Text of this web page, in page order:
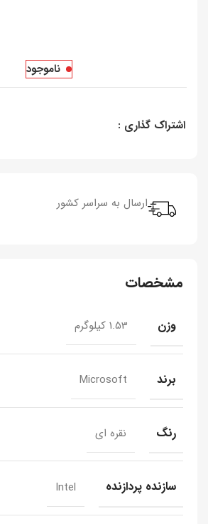
ناموجود
اشتراک گذاری :
ارسال به سراسر کشور
مشخصات
وزن 1.53 کیلوگرم
برند Microsoft
رنگ نقره ای
سازنده پردازنده Intel